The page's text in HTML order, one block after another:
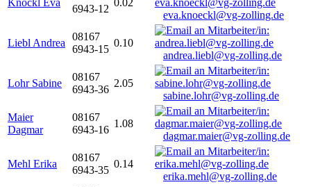
Knöckl Eva
6943-12
0.02
eva.knoeckl@vg-zolling.de
Liebl Andrea
08167
6943-15
0.10
andrea.liebl@vg-zolling.de
Lohr Sabine
08167
6943-36
2.05
sabine.lohr@vg-zolling.de
Maier
Dagmar
08167
6943-16
1.08
dagmar.maier@vg-zolling.de
Mehl Erika
08167
6943-35
0.14
erika.mehl@vg-zolling.de